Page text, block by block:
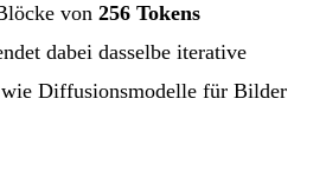
von 256 Tokens
dabei dasselbe iterative
Diffusionsmodelle für Bilder